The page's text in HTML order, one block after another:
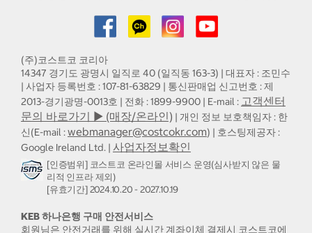
(주)코스트코 코리아
14347 경기도 광명시 일직로 40 (일직동 163-3) | 대표자 : 조민수
| 사업자 등록번호 : 107-81-63829 | 통신판매업 신고번호 : 제
2013-경기광명-0013호 | 전화 : 1899-9900 | E-mail : 고객센터
문의 바로가기 ▶ (매장/온라인) | 개인 정보 보호책임자 : 한
신(E-mail :webmanager@costcokr.com) | 호스팅제공자 :
Google Ireland Ltd. | 사업자정보확인
[인증범위] 코스트코 온라인몰 서비스 운영(심사받지 않은 물
리적 인프라 제외)
[유효기간] 2024.10.20 - 2027.10.19
KEB 하나은행 구매 안전서비스
회원님은 안전거래를 위해 실시간 계좌이체 결제시 코스트코에